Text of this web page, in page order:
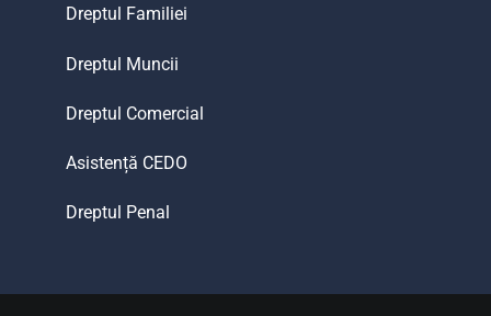
Dreptul Familiei
Dreptul Muncii
Dreptul Comercial
Asistență CEDO
Dreptul Penal